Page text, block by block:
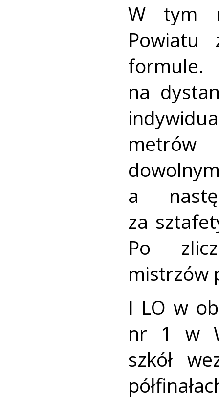
W tym
Powiatu
formule.
na
a
za
Po
mistrzów
I LO w
nr 1 w
szkół